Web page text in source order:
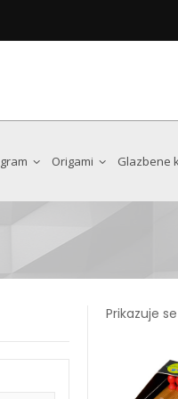
Origami Glazbene
Prikazuje
zbog integracije
of the Museum
while we
even better, more user-